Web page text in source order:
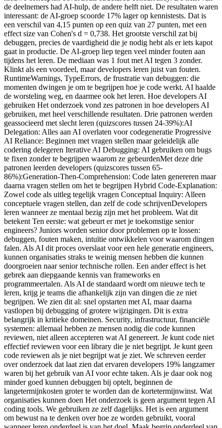
de deelnemers had AI-hulp, de andere helft niet. De resultaten waren
interessant: de AI-groep scoorde 17% lager op kennistests. Dat is
een verschil van 4,15 punten op een quiz van 27 punten, met een
effect size van Cohen's d = 0,738. Het grootste verschil zat bij
debuggen, precies de vaardigheid die je nodig hebt als er iets kapot
gaat in productie. De AI-groep liep tegen veel minder fouten aan
tijdens het leren. De mediaan was 1 fout met AI tegen 3 zonder.
Klinkt als een voordeel, maar developers leren juist van fouten.
RuntimeWarnings, TypeErrors, de frustratie van debuggen: die
momenten dwingen je om te begrijpen hoe je code werkt. AI haalde
de worsteling weg, en daarmee ook het leren. Hoe developers AI
gebruiken Het onderzoek vond zes patronen in hoe developers AI
gebruiken, met heel verschillende resultaten. Drie patronen werden
geassocieerd met slecht leren (quizscores tussen 24-39%):AI
Delegation: Alles aan AI overlaten voor codegeneratie Progressive
AI Reliance: Beginnen met vragen stellen maar geleidelijk alle
codering delegeren Iterative AI Debugging: AI gebruiken om bugs
te fixen zonder te begrijpen waarom ze gebeurdenMet deze drie
patronen leerden developers (quizscores tussen 65-
86%):Generation-Then-Comprehension: Code laten genereren maar
daarna vragen stellen om het te begrijpen Hybrid Code-Explanation:
Zowel code als uitleg tegelijk vragen Conceptual Inquiry: Alleen
conceptuele vragen stellen, dan zelf de code schrijvenDevelopers
leren wanneer ze mentaal bezig zijn met het probleem. Wat dit
betekent Ten eerste: wat gebeurt er met je toekomstige senior
engineers? Juniors worden senior door problemen op te lossen:
debuggen, fouten maken, intuïtie ontwikkelen voor waarom dingen
falen. Als AI dit proces overslaat voor een hele generatie engineers,
kunnen organisaties straks te weinig mensen hebben die kunnen
doorgroeien naar senior technische rollen. Een ander effect is het
gebrek aan diepgaande kennis van frameworks en
programmeertalen. Als AI de standaard wordt om nieuwe tech te
leren, krijg je teams die afhankelijk zijn van dingen die ze niet
begrijpen. We zien dit al: snel opstarten met AI, maar daarna
vastlopen bij debugging of grotere wijzigingen. Dit is extra
belangrijk in kritieke domeinen. Security, infrastructuur, financiële
systemen: allemaal hebben ze mensen nodig die code kunnen
reviewen, niet alleen accepteren wat AI genereert. Je kunt code niet
effectief reviewen voor een library die je niet begrijpt. Je kunt geen
code reviewen als je niet begrijpt wat je ziet. We schreven eerder
over onderzoek dat laat zien dat ervaren developers 19% langzamer
waren bij het gebruik van AI voor echte taken. Als je daar ook nog
minder goed kunnen debuggen bij optelt, beginnen de
langetermijnkosten groter te worden dan de kortetermijnwinst. Wat
organisaties kunnen doen Het onderzoek is geen argument tegen AI
coding tools. We gebruiken ze zelf dagelijks. Het is een argument
om bewust na te denken over hoe ze worden gebruikt, vooral